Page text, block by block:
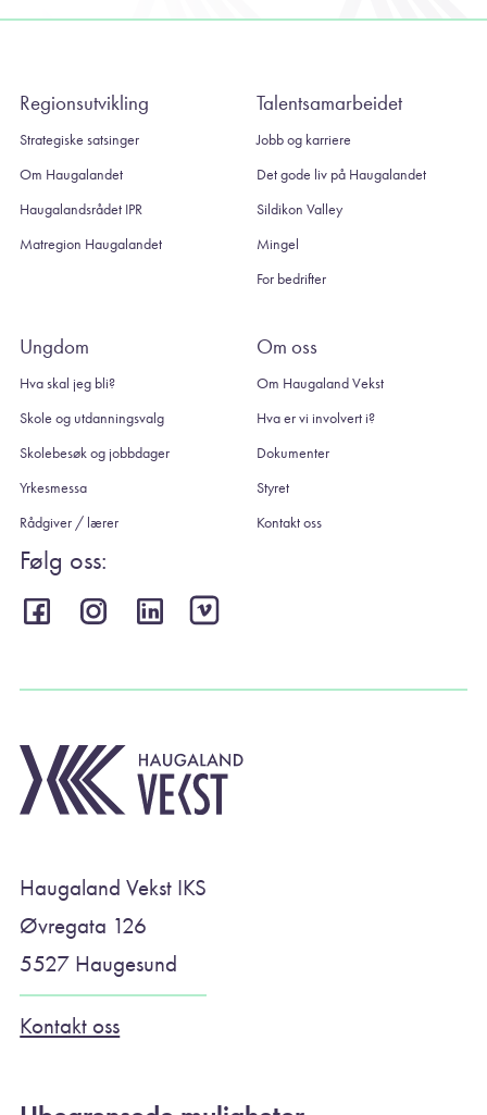
Regionsutvikling
Strategiske satsinger
Om Haugalandet
Haugalandsrådet IPR
Matregion Haugalandet
Talentsamarbeidet
Jobb og karriere
Det gode liv på Haugalandet
Sildikon Valley
Mingel
For bedrifter
Ungdom
Hva skal jeg bli?
Skole og utdanningsvalg
Skolebesøk og jobbdager
Yrkesmessa
Rådgiver / lærer
Om oss
Om Haugaland Vekst
Hva er vi involvert i?
Dokumenter
Styret
Kontakt oss
Følg oss:
Haugaland Vekst IKS
Øvregata 126
5527 Haugesund
Kontakt oss